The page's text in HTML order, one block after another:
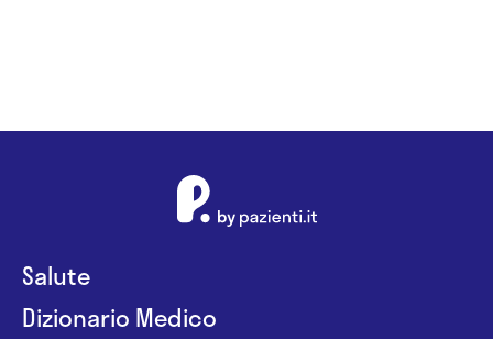
Salute
Dizionario Medico